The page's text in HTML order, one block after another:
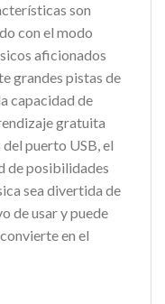
son
con el modo
aficionados
grandes pistas de
capacidad de
gratuita
puerto USB, el
de posibilidades
sea divertida de
de usar y puede
en el